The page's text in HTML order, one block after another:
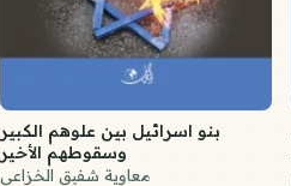
بنو اسرائيل بين علوهم الكبير
وسقوطهم الأخير
معاوية شفيق الخزاعي